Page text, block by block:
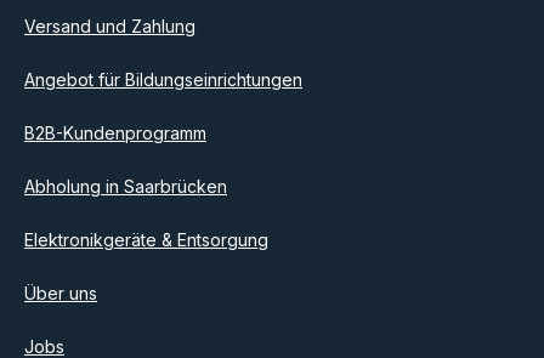
einverstanden.
Versand und Zahlung
Angebot für Bildungseinrichtungen
B2B-Kundenprogramm
Abholung in Saarbrücken
Elektronikgeräte & Entsorgung
Über uns
Jobs